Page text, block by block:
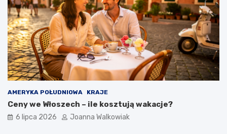
AMERYKA POŁUDNIOWA KRAJE
Ceny we Włoszech – ile kosztują wakacje?
6 lipca 2026 Joanna Walkowiak